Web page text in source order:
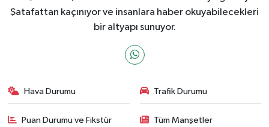
Şatafattan kaçınıyor ve insanlara haber okuyabilecekleri
bir altyapı sunuyor.
Hava Durumu Trafik Durumu
Puan Durumu ve Fikstür Tüm Manşetler